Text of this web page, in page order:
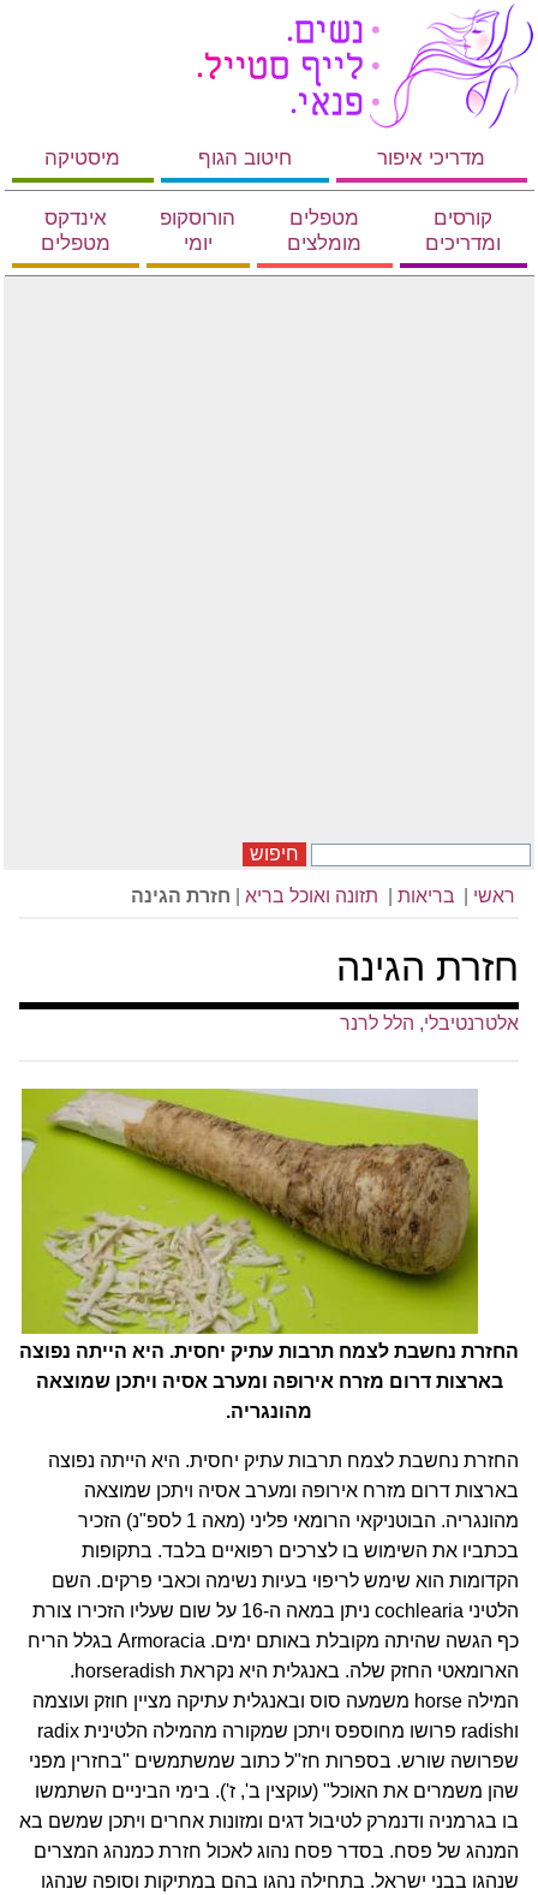
מדריכי איפור חיטוב הגוף מיסטיקה
קורסים
ומדריכים
מטפלים
מומלצים
הורוסקופ
יומי
אינדקס
מטפלים
חיפוש
ראשי בריאות תזונה ואוכל בריא| חזרת הגינה
חזרת הגינה
אלטרנטיבלי, הלל לרנר
החזרת נחשבת לצמח תרבות עתיק יחסית. היא הייתה נפוצה
בארצות דרום מזרח אירופה ומערב אסיה ויתכן שמוצאה
מהונגריה.
החזרת נחשבת לצמח תרבות עתיק יחסית. היא הייתה נפוצה
בארצות דרום מזרח אירופה ומערב אסיה ויתכן שמוצאה
מהונגריה. הבוטניקאי הרומאי פליני (מאה 1 לספ"נ) הזכיר
בכתביו את השימוש בו לצרכים רפואיים בלבד. בתקופות
הקדומות הוא שימש לריפוי בעיות נשימה וכאבי פרקים. השם
הלטיני cochlearia ניתן במאה ה-16 על שום שעליו הזכירו צורת
כף הגשה שהיתה מקובלת באותם ימים. Armoracia בגלל הריח
הארומאטי החזק שלה. באנגלית היא נקראת horseradish.
המילה horse משמעה סוס ובאנגלית עתיקה מציין חוזק ועוצמה
וradish פרושו מחוספס ויתכן שמקורה מהמילה הלטינית radix
שפרושה שורש. בספרות חז"ל כתוב שמשתמשים "בחזרין מפני
שהן משמרים את האוכל" (עוקצין ב', ז'). בימי הביניים השתמשו
בו בגרמניה ודנמרק לטיבול דגים ומזונות אחרים ויתכן שמשם בא
המנהג של פסח. בסדר פסח נהוג לאכול חזרת כמנהג המצרים
שנהגו בבני ישראל. בתחילה נהגו בהם במתיקות וסופה שנהגו